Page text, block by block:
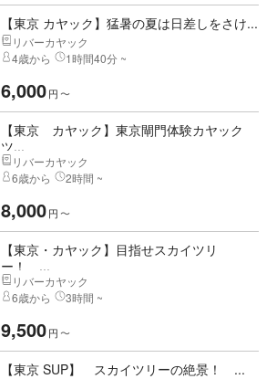
【東京 カヤック】猛暑の夏は日差しをさけ...
リバーカヤック
4歳から
1時間40分 ~
6,000円 〜
【東京 カヤック】東京閘門体験カヤック
ツ...
リバーカヤック
6歳から
2時間 ~
8,000円 〜
【東京・カヤック】目指せスカイツリ
ー！ ...
リバーカヤック
6歳から
3時間 ~
9,500円 〜
【東京 SUP】 スカイツリーの絶景！ ...